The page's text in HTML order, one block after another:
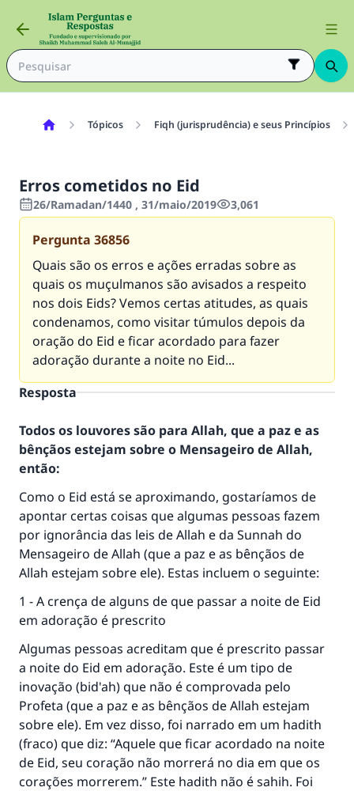
Tópicos Fiqh (jurisprudência) e seus Princípios
Erros cometidos no Eid
26/Ramadan/1440 , 31/maio/2019 3,061
Pergunta 36856
Quais são os erros e ações erradas sobre as
quais os muçulmanos são avisados a respeito
nos dois Eids? Vemos certas atitudes, as quais
condenamos, como visitar túmulos depois da
oração do Eid e ficar acordado para fazer
adoração durante a noite no Eid...
Resposta
Todos os louvores são para Allah, que a paz e as
bênçãos estejam sobre o Mensageiro de Allah,
então:
Como o Eid está se aproximando, gostaríamos de
apontar certas coisas que algumas pessoas fazem
por ignorância das leis de Allah e da Sunnah do
Mensageiro de Allah (que a paz e as bênçãos de
Allah estejam sobre ele). Estas incluem o seguinte:
1 - A crença de alguns de que passar a noite de Eid
em adoração é prescrito
Algumas pessoas acreditam que é prescrito passar
a noite do Eid em adoração. Este é um tipo de
inovação (bid'ah) que não é comprovada pelo
Profeta (que a paz e as bênçãos de Allah estejam
sobre ele). Em vez disso, foi narrado em um hadith
(fraco) que diz: “Aquele que ficar acordado na noite
de Eid, seu coração não morrerá no dia em que os
corações morrerem.” Este hadith não é sahih. Foi